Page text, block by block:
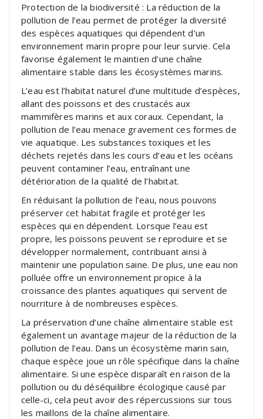
Protection de la biodiversité : La réduction de la
pollution de l’eau permet de protéger la diversité
des espèces aquatiques qui dépendent d’un
environnement marin propre pour leur survie. Cela
favorise également le maintien d’une chaîne
alimentaire stable dans les écosystèmes marins.
L’eau est l’habitat naturel d’une multitude d’espèces,
allant des poissons et des crustacés aux
mammifères marins et aux coraux. Cependant, la
pollution de l’eau menace gravement ces formes de
vie aquatique. Les substances toxiques et les
déchets rejetés dans les cours d’eau et les océans
peuvent contaminer l’eau, entraînant une
détérioration de la qualité de l’habitat.
En réduisant la pollution de l’eau, nous pouvons
préserver cet habitat fragile et protéger les
espèces qui en dépendent. Lorsque l’eau est
propre, les poissons peuvent se reproduire et se
développer normalement, contribuant ainsi à
maintenir une population saine. De plus, une eau non
polluée offre un environnement propice à la
croissance des plantes aquatiques qui servent de
nourriture à de nombreuses espèces.
La préservation d’une chaîne alimentaire stable est
également un avantage majeur de la réduction de la
pollution de l’eau. Dans un écosystème marin sain,
chaque espèce joue un rôle spécifique dans la chaîne
alimentaire. Si une espèce disparaît en raison de la
pollution ou du déséquilibre écologique causé par
celle-ci, cela peut avoir des répercussions sur tous
les maillons de la chaîne alimentaire.